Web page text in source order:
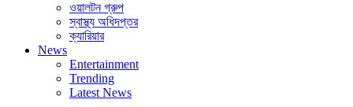
ওয়ালটন গ্রুপ
স্বাস্থ্য অধিদপ্তর
ক্যারিয়ার
News
Entertainment
Trending
Latest News